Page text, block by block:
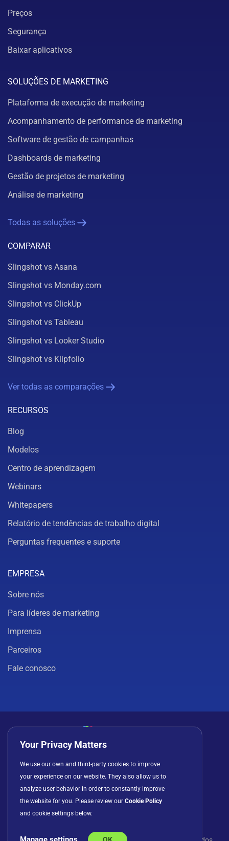
Preços
Segurança
Baixar aplicativos
SOLUÇÕES DE MARKETING
Plataforma de execução de marketing
Acompanhamento de performance de marketing
Software de gestão de campanhas
Dashboards de marketing
Gestão de projetos de marketing
Análise de marketing
Todas as soluções
COMPARAR
Slingshot vs Asana
Slingshot vs Monday.com
Slingshot vs ClickUp
Slingshot vs Tableau
Slingshot vs Looker Studio
Slingshot vs Klipfolio
Ver todas as comparações
RECURSOS
Blog
Modelos
Centro de aprendizagem
Webinars
Whitepapers
Relatório de tendências de trabalho digital
Perguntas frequentes e suporte
EMPRESA
Sobre nós
Para líderes de marketing
Imprensa
Parceiros
Fale conosco
Política de privacidade Cookies
Contrato de licença
Your Privacy Matters
We use our own and third-party cookies to improve
your experience on our website. They also allow us to
analyze user behavior in order to constantly improve
the website for you. Please review our Cookie Policy
and cookie settings below.